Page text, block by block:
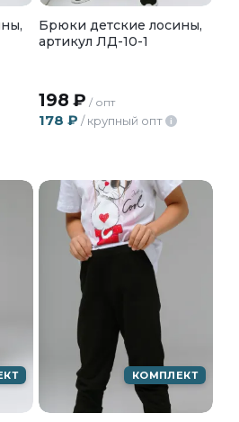
Брюки детские лосины,
артикул ЛД-10-1
198 ₽ / опт
178 ₽ / крупный опт i
КОМПЛЕКТ